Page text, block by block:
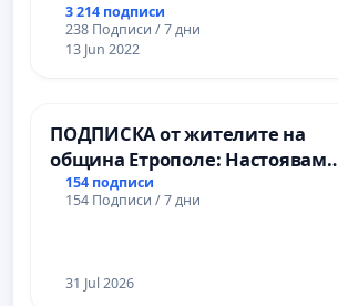
3 214 подписи
238 Подписи / 7 дни
13 Jun 2022
ПОДПИСКА от жителите на
община Етрополе: Настояваме
за ясни гаранции от “Елаците-
МЕД” АД и от държавата, че ще
154 подписи
154 Подписи / 7 дни
31 Jul 2026